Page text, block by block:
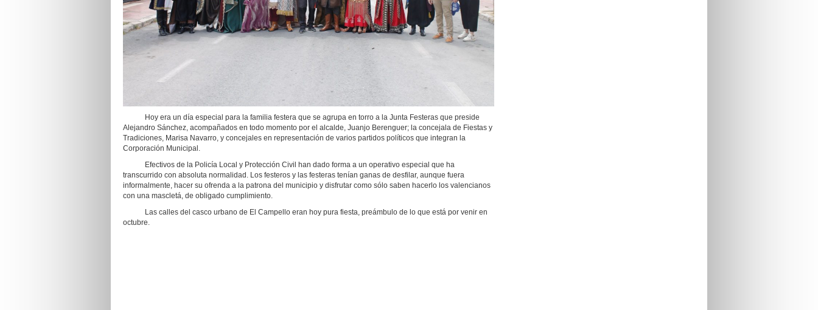
Hoy era un día especial para la familia festera que se agrupa en torro a la Junta Festeras que preside
Alejandro Sánchez, acompañados en todo momento por el alcalde, Juanjo Berenguer; la concejala de Fiestas y
Tradiciones, Marisa Navarro, y concejales en representación de varios partidos políticos que integran la
Corporación Municipal.
Efectivos de la Policía Local y Protección Civil han dado forma a un operativo especial que ha
transcurrido con absoluta normalidad. Los festeros y las festeras tenían ganas de desfilar, aunque fuera
informalmente, hacer su ofrenda a la patrona del municipio y disfrutar como sólo saben hacerlo los valencianos
con una mascletá, de obligado cumplimiento.
Las calles del casco urbano de El Campello eran hoy pura fiesta, preámbulo de lo que está por venir en
octubre.